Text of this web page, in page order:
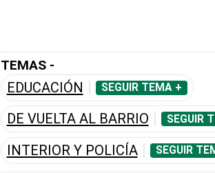
TEMAS -
EDUCACIÓN SEGUIR TEMA +
DE VUELTA AL BARRIO SEGUIR
INTERIOR Y POLICÍA SEGUIR